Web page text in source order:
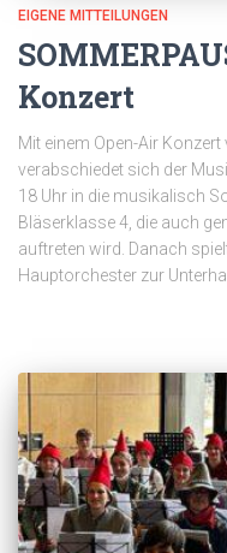
EIGENE MITTEILUNGEN
Konzert
Mit einem Open-Air
verabschiedet sich der
18 Uhr in die musikalisch
Bläserklasse 4, die auch
auftreten wird. Danach
Hauptorchester zur